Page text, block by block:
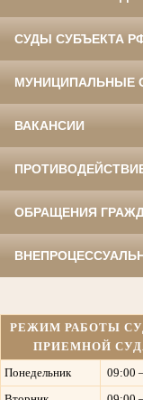
СУДЫ СУБЪЕКТА
МУНИЦИПАЛЬНЫЕ
ВАКАНСИИ
ОБРАЩЕНИЯ
РЕЖИМ РАБОТЫ
ПРИЕМНОЙ
Понедельник
09:00